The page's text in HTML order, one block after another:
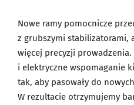
Nowe ramy pomocnicze
z grubszymi stabilizatorami,
więcej precyzji
i elektryczne wspomaganie
tak, aby pasowały do
W rezultacie otrzymujemy